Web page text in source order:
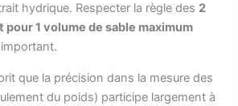
hydrique. Respecter la règle des 2
1 volume de sable maximum
que la précision dans la mesure des
du poids) participe largement à